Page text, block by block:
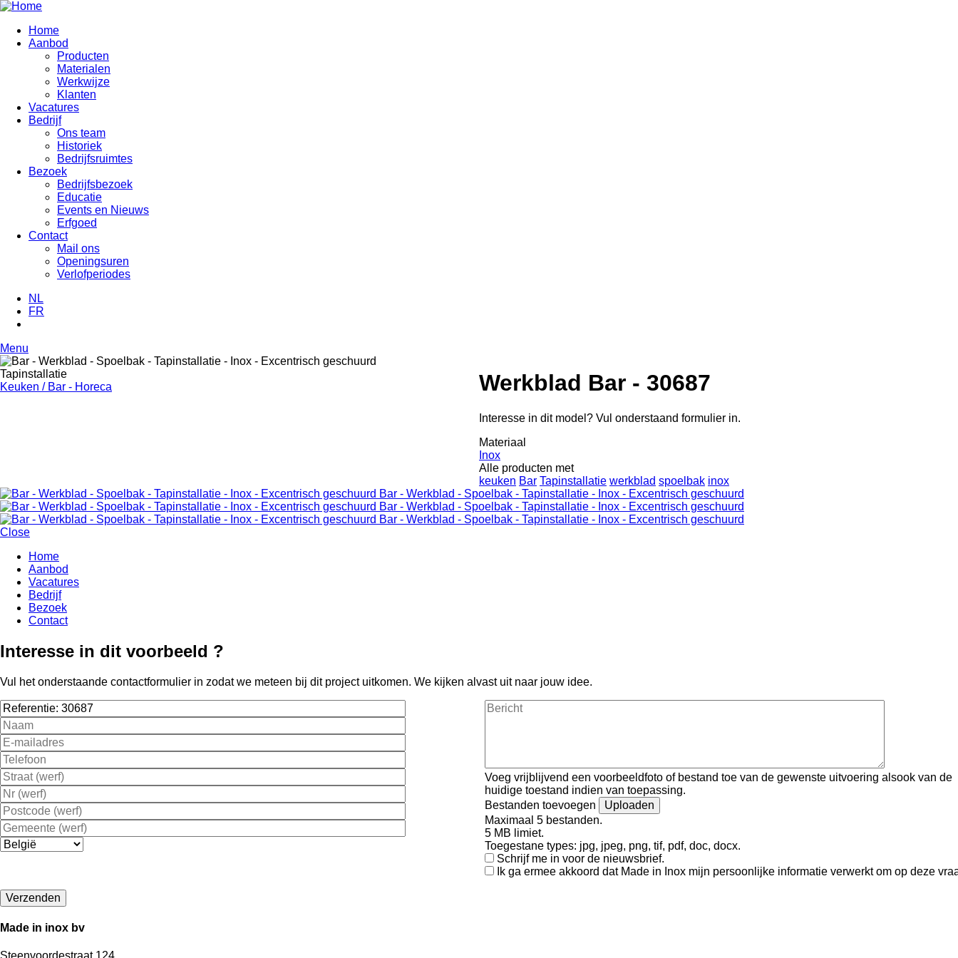
Overslaan
naar
Hoofdnavigatie
Home
Aanbod
Producten
Materialen
Werkwijze
Klanten
Vacatures
Bedrijf
Ons team
Historiek
Bedrijfsruimtes
Bezoek
Bedrijfsbezoek
Educatie
Events en Nieuws
Erfgoed
Contact
Mail ons
Openingsuren
Verlofperiodes
NL
FR
Menu
Tapinstallatie
Keuken / Bar - Horeca
Werkblad Bar - 30687
Interesse in dit model? Vul onderstaand formulier in.
Materiaal
Inox
Alle producten met
keuken Bar Tapinstallatie werkblad spoelbak inox
Bar - Werkblad - Spoelbak - Tapinstallatie - Inox - Excentrisch geschuurd
Bar - Werkblad - Spoelbak - Tapinstallatie - Inox - Excentrisch geschuurd
Bar - Werkblad - Spoelbak - Tapinstallatie - Inox - Excentrisch geschuurd
Close
Main
menu
Home
Aanbod
Vacatures
Bedrijf
Bezoek
Contact
Interesse in dit voorbeeld ?
Vul het onderstaande contactformulier in zodat we meteen bij dit project uitkomen. We kijken alvast uit naar jouw idee.
Referentie
Naam
E-
mailadres
Telefoon
Straat
(werf)
Nr
(werf)
Postcode
(werf)
Gemeente
(werf)
Land
Bericht
Voeg vrijblijvend een voorbeeldfoto of bestand toe van de gewenste uitvoering alsook van de
huidige toestand indien van toepassing.
Bestanden toevoegen
Maximaal 5 bestanden.
5 MB limiet.
Toegestane types: jpg, jpeg, png, tif, pdf, doc, docx.
Schrijf me in voor de nieuwsbrief.
Ik ga ermee akkoord dat Made in Inox mijn persoonlijke informatie verwerkt om op deze
Made in inox bv